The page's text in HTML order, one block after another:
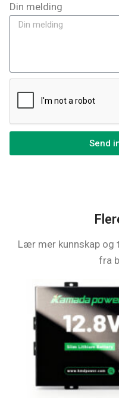
Din melding
Send
Lær mer kunnskap og
fra